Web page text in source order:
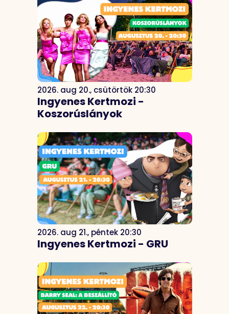
2026. aug 20., csütörtök 20:30
Ingyenes Kertmozi -
Koszorúslányok
2026. aug 21., péntek 20:30
Ingyenes Kertmozi - GRU